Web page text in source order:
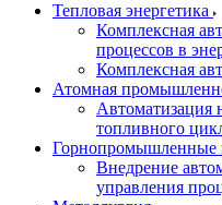
Тепловая энергетика
Комплексная
процессов в
Комплексная
Атомная
Автоматизация
топливного
Горнопромышленные
Внедрение
управления